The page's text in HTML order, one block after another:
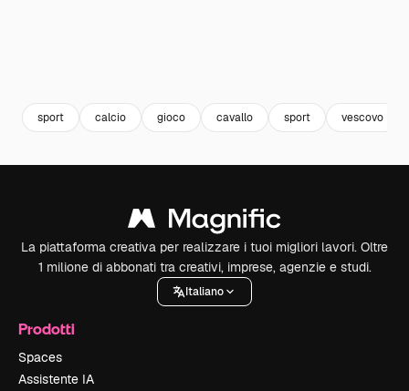
sport calcio gioco cavallo sport vescovo
La piattaforma creativa per realizzare i tuoi migliori lavori. Oltre
1 milione di abbonati tra creativi, imprese, agenzie e studi.
Italiano
Prodotti
Spaces
Assistente IA